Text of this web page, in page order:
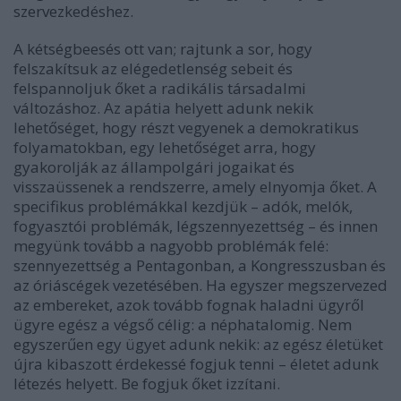
szervezkedéshez.
A kétségbeesés ott van; rajtunk a sor, hogy
felszakítsuk az elégedetlenség sebeit és
felspannoljuk őket a radikális társadalmi
változáshoz. Az apátia helyett adunk nekik
lehetőséget, hogy részt vegyenek a demokratikus
folyamatokban, egy lehetőséget arra, hogy
gyakorolják az állampolgári jogaikat és
visszaüssenek a rendszerre, amely elnyomja őket. A
specifikus problémákkal kezdjük – adók, melók,
fogyasztói problémák, légszennyezettség – és innen
megyünk tovább a nagyobb problémák felé:
szennyezettség a Pentagonban, a Kongresszusban és
az óriáscégek vezetésében. Ha egyszer megszervezed
az embereket, azok tovább fognak haladni ügyről
ügyre egész a végső célig: a néphatalomig. Nem
egyszerűen egy ügyet adunk nekik: az egész életüket
újra kibaszott érdekessé fogjuk tenni – életet adunk
létezés helyett. Be fogjuk őket izzítani.